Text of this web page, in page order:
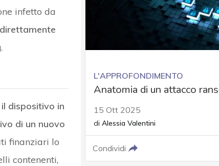
infetto da
.
dispositivo in
di un nuovo
finanziari lo
contenenti,
L'APPROFONDIMENTO
Anatomia di un attacco
15 Ott 2025
di Alessia Valentini
Condividi